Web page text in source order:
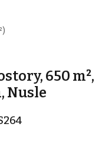
650 m²,
Nusle